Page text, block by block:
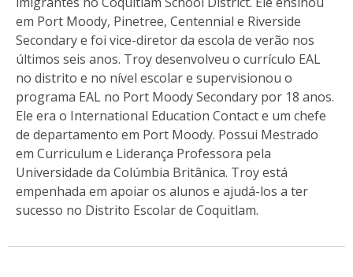
em Port Moody, Pinetree, Centennial e Riverside
Secondary e foi vice-diretor da escola de verão nos
últimos seis anos. Troy desenvolveu o currículo EAL
no distrito e no nível escolar e supervisionou o
programa EAL no Port Moody Secondary por 18 anos.
Ele era o International Education Contact e um chefe
de departamento em Port Moody. Possui Mestrado
em Curriculum e Liderança Professora pela
Universidade da Colúmbia Britânica. Troy está
empenhada em apoiar os alunos e ajudá-los a ter
sucesso no Distrito Escolar de Coquitlam.